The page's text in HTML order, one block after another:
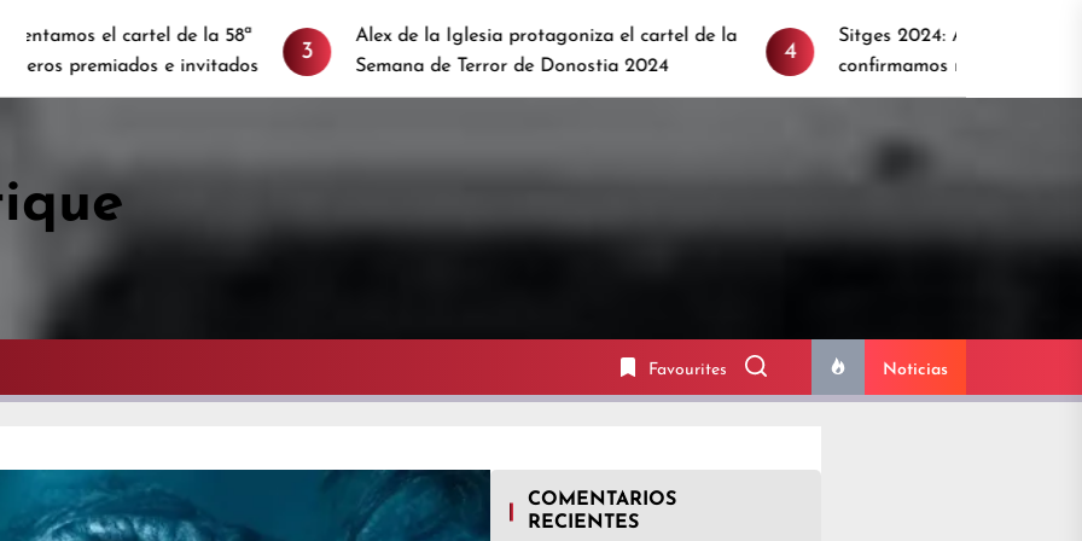
la 58ª
Alex de la Iglesia protagoniza el cartel de la
Semana de Terror de Donostia 2024
Sitges 2024: Anunciamos primeros títulos y
confirmamos más estrellas invitadas
Favourites Noticias
COMENTARIOS
RECIENTES